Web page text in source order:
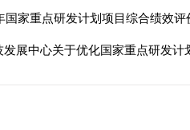
国家重点研发计划项目综合绩效评
展中心关于优化国家重点研发